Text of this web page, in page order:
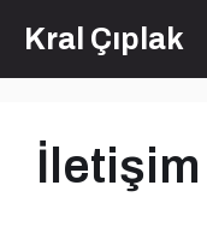
atlaKral Çıplak
İletişim